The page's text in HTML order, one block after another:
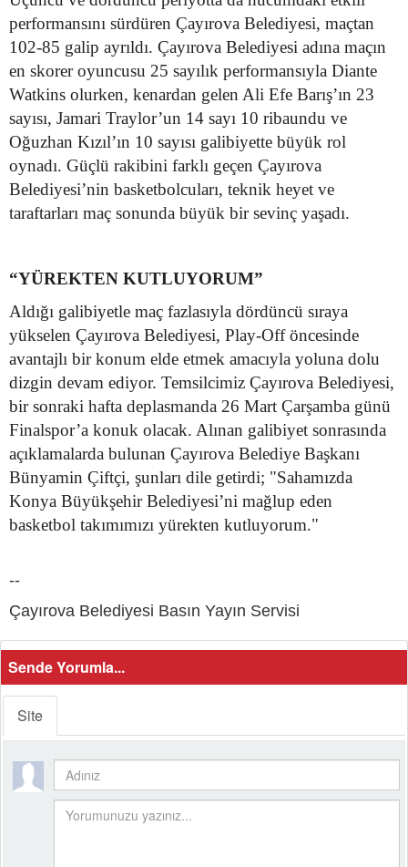
performansını sürdüren Çayırova Belediyesi, maçtan
102-85 galip ayrıldı. Çayırova Belediyesi adına maçın
en skorer oyuncusu 25 sayılık performansıyla Diante
Watkins olurken, kenardan gelen Ali Efe Barış’ın 23
sayısı, Jamari Traylor’un 14 sayı 10 ribaundu ve
Oğuzhan Kızıl’ın 10 sayısı galibiyette büyük rol
oynadı. Güçlü rakibini farklı geçen Çayırova
Belediyesi’nin basketbolcuları, teknik heyet ve
taraftarları maç sonunda büyük bir sevinç yaşadı.
“YÜREKTEN KUTLUYORUM”
Aldığı galibiyetle maç fazlasıyla dördüncü sıraya
yükselen Çayırova Belediyesi, Play-Off öncesinde
avantajlı bir konum elde etmek amacıyla yoluna dolu
dizgin devam ediyor. Temsilcimiz Çayırova Belediyesi,
bir sonraki hafta deplasmanda 26 Mart Çarşamba günü
Finalspor’a konuk olacak. Alınan galibiyet sonrasında
açıklamalarda bulunan Çayırova Belediye Başkanı
Bünyamin Çiftçi, şunları dile getirdi; "Sahamızda
Konya Büyükşehir Belediyesi’ni mağlup eden
basketbol takımımızı yürekten kutluyorum."
--
Çayırova Belediyesi Basın Yayın Servisi
Sende Yorumla...
Site